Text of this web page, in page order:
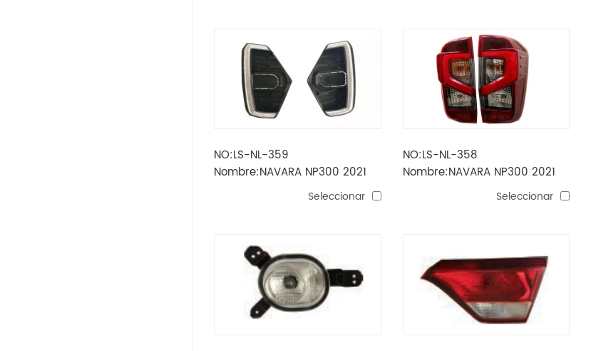
NO:LS-NL-359
Nombre:NAVARA NP300 2021
Kit de faros antiniebla DRL
Seleccionar
NO:LS-NL-358
Nombre:NAVARA NP300 2021
Seleccionar